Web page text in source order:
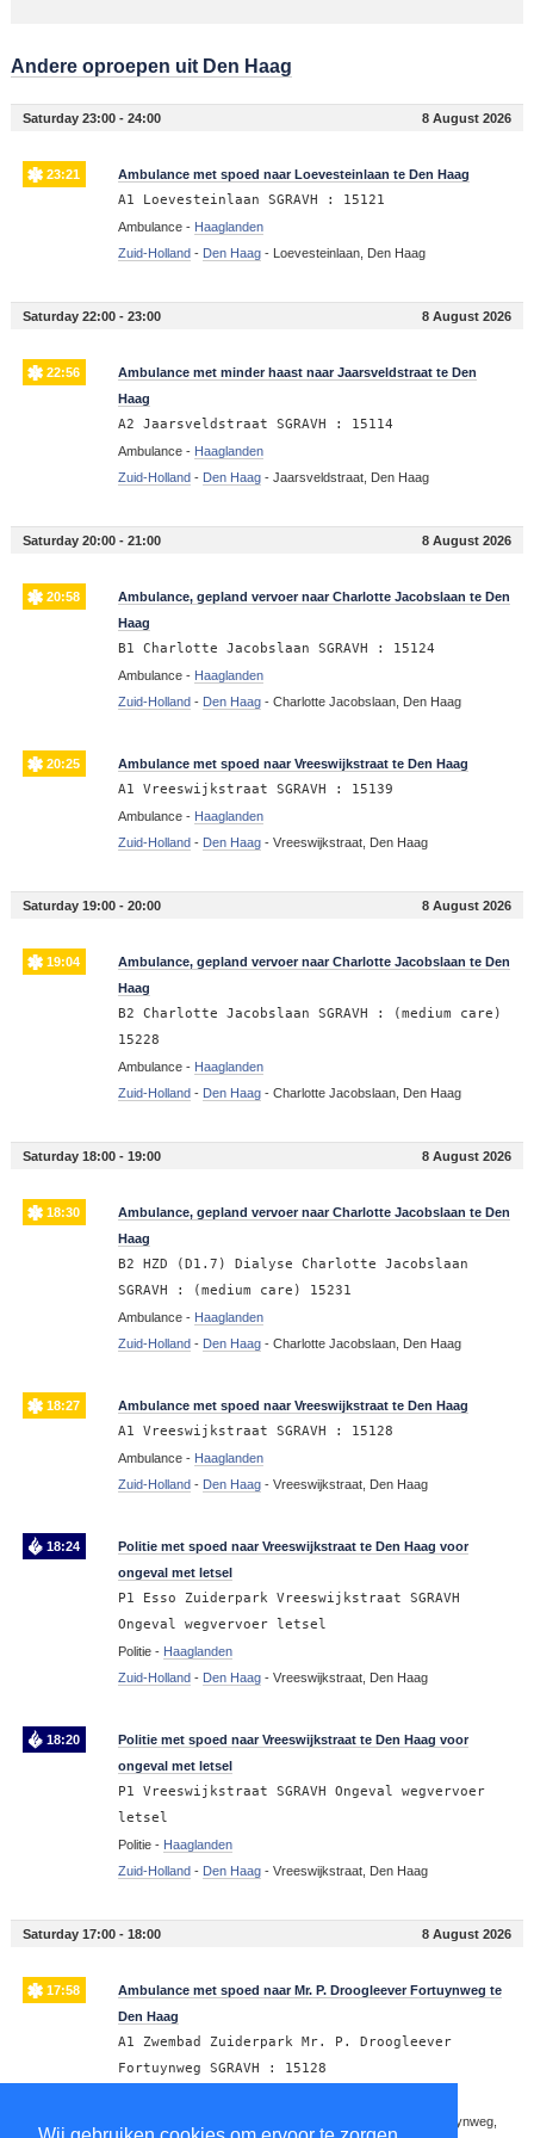
Andere oproepen uit Den Haag
Saturday 23:00 - 24:00 8 August 2026
23:21 Ambulance met spoed naar Loevesteinlaan te Den Haag
A1 Loevesteinlaan SGRAVH : 15121
Ambulance - Haaglanden
Zuid-Holland- Den Haag- Loevesteinlaan, Den Haag
Saturday 22:00 - 23:00 8 August 2026
22:56
Ambulance met minder haast naar Jaarsveldstraat te Den
Haag
A2 Jaarsveldstraat SGRAVH : 15114
Ambulance - Haaglanden
Zuid-Holland- Den Haag- Jaarsveldstraat, Den Haag
Saturday 20:00 - 21:00 8 August 2026
20:58
Ambulance, gepland vervoer naar Charlotte Jacobslaan te Den
Haag
B1 Charlotte Jacobslaan SGRAVH : 15124
Ambulance - Haaglanden
Zuid-Holland- Den Haag- Charlotte Jacobslaan, Den Haag
20:25 Ambulance met spoed naar Vreeswijkstraat te Den Haag
A1 Vreeswijkstraat SGRAVH : 15139
Ambulance - Haaglanden
Zuid-Holland- Den Haag- Vreeswijkstraat, Den Haag
Saturday 19:00 - 20:00 8 August 2026
19:04
Ambulance, gepland vervoer naar Charlotte Jacobslaan te Den
Haag
B2 Charlotte Jacobslaan SGRAVH : (medium care)
15228
Ambulance - Haaglanden
Zuid-Holland- Den Haag- Charlotte Jacobslaan, Den Haag
Saturday 18:00 - 19:00 8 August 2026
18:30
Ambulance, gepland vervoer naar Charlotte Jacobslaan te Den
Haag
B2 HZD (D1.7) Dialyse Charlotte Jacobslaan
SGRAVH : (medium care) 15231
Ambulance - Haaglanden
Zuid-Holland- Den Haag- Charlotte Jacobslaan, Den Haag
18:27 Ambulance met spoed naar Vreeswijkstraat te Den Haag
A1 Vreeswijkstraat SGRAVH : 15128
Ambulance - Haaglanden
Zuid-Holland- Den Haag- Vreeswijkstraat, Den Haag
18:24
Politie met spoed naar Vreeswijkstraat te Den Haag voor
ongeval met letsel
P1 Esso Zuiderpark Vreeswijkstraat SGRAVH
Ongeval wegvervoer letsel
Politie - Haaglanden
Zuid-Holland- Den Haag- Vreeswijkstraat, Den Haag
18:20
Politie met spoed naar Vreeswijkstraat te Den Haag voor
ongeval met letsel
P1 Vreeswijkstraat SGRAVH Ongeval wegvervoer
letsel
Politie - Haaglanden
Zuid-Holland- Den Haag- Vreeswijkstraat, Den Haag
Saturday 17:00 - 18:00 8 August 2026
17:58
Ambulance met spoed naar Mr. P. Droogleever Fortuynweg te
Den Haag
A1 Zwembad Zuiderpark Mr. P. Droogleever
Fortuynweg SGRAVH : 15128
Mr. P. Droogleever Fortuynweg,